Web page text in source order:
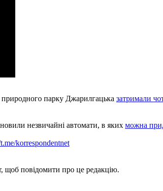
природного парку Джарилгацька затримали
незвичайні автомати, в яких можна
korrespondentnet
щоб повідомити про це редакцію.